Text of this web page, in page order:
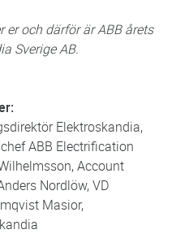
och därför är ABB årets
Sverige AB.
Elektroskandia,
ABB Electrification
Account
Nordlöw, VD
Masior,